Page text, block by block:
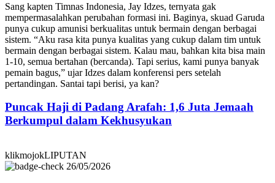
Sang kapten Timnas Indonesia, Jay Idzes, ternyata gak
mempermasalahkan perubahan formasi ini. Baginya, skuad Garuda
punya cukup amunisi berkualitas untuk bermain dengan berbagai
sistem. “Aku rasa kita punya kualitas yang cukup dalam tim untuk
bermain dengan berbagai sistem. Kalau mau, bahkan kita bisa main
1-10, semua bertahan (bercanda). Tapi serius, kami punya banyak
pemain bagus,” ujar Idzes dalam konferensi pers setelah
pertandingan. Santai tapi berisi, ya kan?
Puncak Haji di Padang Arafah: 1,6 Juta Jemaah
Berkumpul dalam Kekhusyukan
klikmojokLIPUTAN
26/05/2026